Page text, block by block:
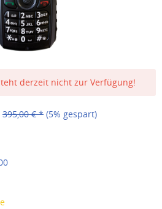
derzeit nicht zur Verfügung!
395,00 € * (5% gespart)